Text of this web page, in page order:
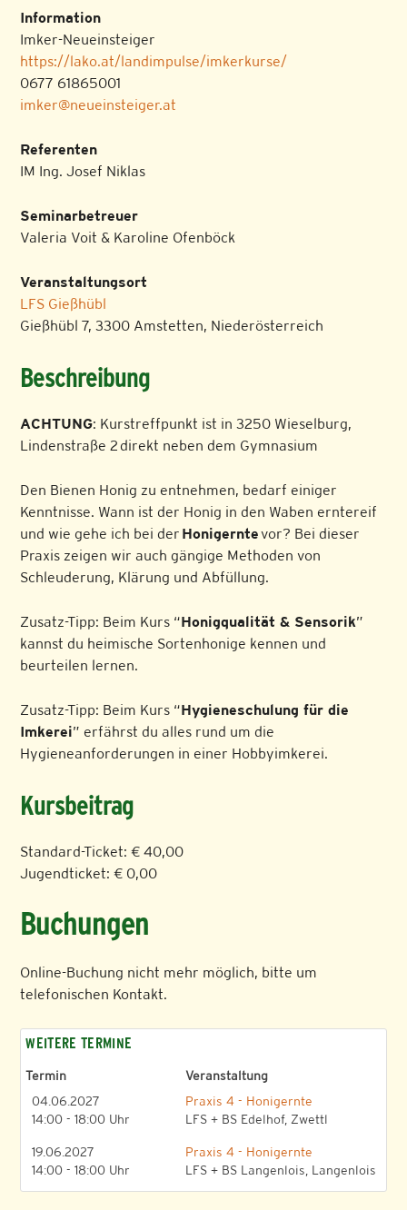
Information
Imker-Neueinsteiger
https://lako.at/landimpulse/imkerkurse/
0677 61865001
imker@neueinsteiger.at
Referenten
IM Ing. Josef Niklas
Seminarbetreuer
Valeria Voit & Karoline Ofenböck
Veranstaltungsort
LFS Gießhübl
Gießhübl 7, 3300 Amstetten, Niederösterreich
Beschreibung
ACHTUNG: Kurstreffpunkt ist in 3250 Wieselburg,
Lindenstraße 2 direkt neben dem Gymnasium
Den Bienen Honig zu entnehmen, bedarf einiger
Kenntnisse. Wann ist der Honig in den Waben erntereif
und wie gehe ich bei der Honigerntevor? Bei dieser
Praxis zeigen wir auch gängige Methoden von
Schleuderung, Klärung und Abfüllung.
Zusatz-Tipp: Beim Kurs “Honigqualität & Sensorik”
kannst du heimische Sortenhonige kennen und
beurteilen lernen.
Zusatz-Tipp: Beim Kurs “Hygieneschulung für die
Imkerei” erfährst du alles rund um die
Hygieneanforderungen in einer Hobbyimkerei.
Kursbeitrag
Standard-Ticket: € 40,00
Jugendticket: € 0,00
Buchungen
Online-Buchung nicht mehr möglich, bitte um
telefonischen Kontakt.
WEITERE TERMINE
Termin
Veranstaltung
04.06.2027
14:00 - 18:00 Uhr
Praxis 4 - Honigernte
LFS + BS Edelhof, Zwettl
19.06.2027
14:00 - 18:00 Uhr
Praxis 4 - Honigernte
LFS + BS Langenlois, Langenlois